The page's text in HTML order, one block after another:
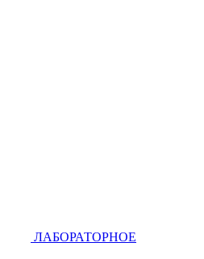
ЛАБОРАТОРНОЕ